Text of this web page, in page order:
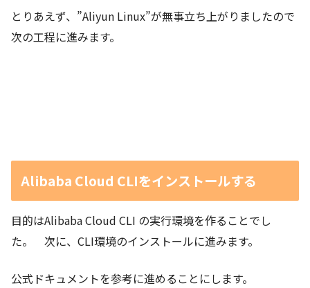
とりあえず、”Aliyun Linux”が無事立ち上がりましたので
次の工程に進みます。
Alibaba Cloud CLIをインストールする
目的はAlibaba Cloud CLI の実行環境を作ることでし
た。 次に、CLI環境のインストールに進みます。
公式ドキュメントを参考に進めることにします。